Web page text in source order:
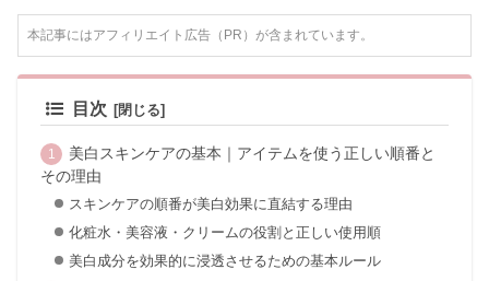
本記事にはアフィリエイト広告（PR）が含まれています。
目次
美白スキンケアの基本｜アイテムを使う正しい順番と
その理由
スキンケアの順番が美白効果に直結する理由
化粧水・美容液・クリームの役割と正しい使用順
美白成分を効果的に浸透させるための基本ルール